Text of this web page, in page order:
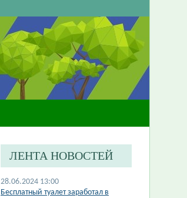
ЛЕНТА НОВОСТЕЙ
28.06.2024 13:00
​Бесплатный туалет заработал в